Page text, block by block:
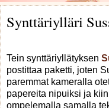
Synttäriylläri
Tein synttäriyllätyksen
postittaa paketti, joten
paremmat kameralla
papereita nipuiksi ja
ompelemalla samalla